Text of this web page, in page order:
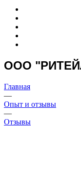
ООО
Главная
—
Опыт и отзывы
—
Отзывы